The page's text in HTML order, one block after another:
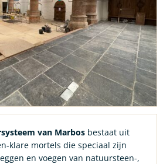
van Marbos bestaat uit
klare mortels die speciaal zijn
en voegen van natuursteen-,